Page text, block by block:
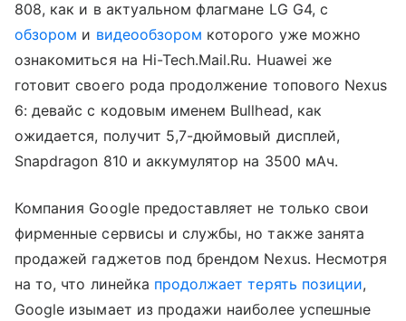
808, как и в актуальном флагмане LG G4, с
обзором и видеообзором которого уже можно
ознакомиться на Hi-Tech.Mail.Ru. Huawei же
готовит своего рода продолжение топового Nexus
6: девайс с кодовым именем Bullhead, как
ожидается, получит 5,7-дюймовый дисплей,
Snapdragon 810 и аккумулятор на 3500 мАч.
Компания Google предоставляет не только свои
фирменные сервисы и службы, но также занята
продажей гаджетов под брендом Nexus. Несмотря
на то, что линейка продолжает терять позиции,
Google изымает из продажи наиболее успешные